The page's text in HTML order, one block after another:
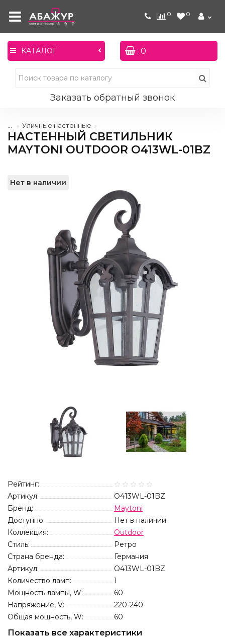
0 0
КАТАЛОГ : 0
Заказать обратный звонок
Уличные настенные
НАСТЕННЫЙ СВЕТИЛЬНИК
MAYTONI OUTDOOR O413WL-01BZ
Нет в наличии
Рейтинг:
Артикул:
O413WL-01BZ
Бренд:
Maytoni
Доступно:
Нет в наличии
Коллекция:
Outdoor
Стиль:
Ретро
Страна бренда:
Германия
Артикул:
O413WL-01BZ
Количество ламп:
1
Мощность лампы, W:
60
Напряжение, V:
220-240
Общая мощность, W:
60
Показать все характеристики